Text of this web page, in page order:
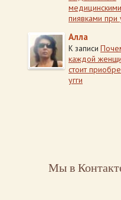
медицинскими
пиявками при
Алла
К записи
каждой
стоит
угги
Мы в